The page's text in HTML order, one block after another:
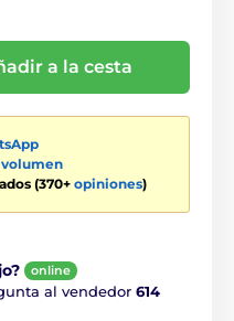
a la cesta
volumen
(370+ opiniones)
online
al vendedor 614